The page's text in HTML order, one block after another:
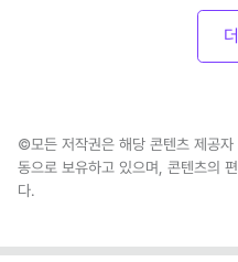
©모든 저작권은 해당 콘텐츠 제공
동으로 보유하고 있으며, 콘텐츠의
다.